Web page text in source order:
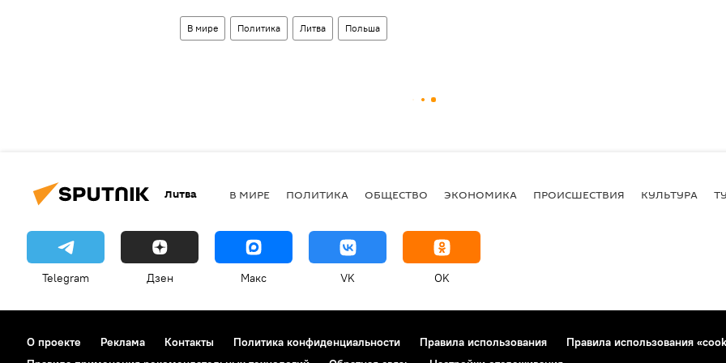
В мире Политика Литва Польша
Литва В МИРЕ ПОЛИТИКА ОБЩЕСТВО ЭКОНОМИКА ПРОИСШЕСТВИЯ КУЛЬТУРА
Telegram Дзен Макс VK OK
О проекте Реклама Контакты Политика конфиденциальности Правила использования
Правила использования